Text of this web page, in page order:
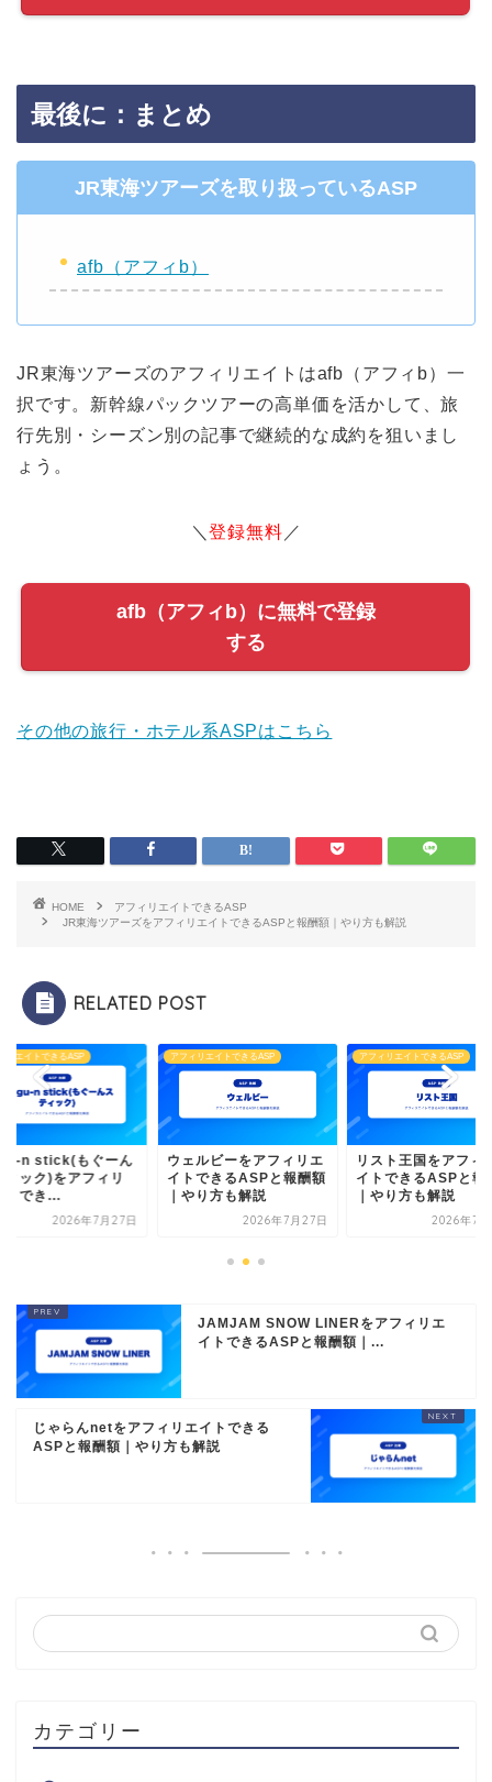
最後に：まとめ
JR東海ツアーズを取り扱っているASP
afb（アフィb）
JR東海ツアーズのアフィリエイトはafb（アフィb）一
択です。新幹線パックツアーの高単価を活かして、旅
行先別・シーズン別の記事で継続的な成約を狙いまし
ょう。
＼登録無料 ／
afb（アフィb）に無料で登録
する
その他の旅行・ホテル系ASPはこちら
HOME
アフィリエイトできるASP
JR東海ツアーズをアフィリエイトできるASPと報酬額｜やり方も解説
RELATED POST
リエイトできるASP
n stick(もぐーん
ィック)をアフィリ
トでき...
2026年7月27日
アフィリエイトできるASP
ウェルビーをアフィリエ
イトできるASPと報酬額
｜やり方も解説
2026年7月27日
アフィリエイトできるASP
リスト王国をアフィ
イトできるASPと報
｜やり方も解説
2026年7
JAMJAM SNOW LINERをアフィリエ
イトできるASPと報酬額｜...
じゃらんnetをアフィリエイトできる
ASPと報酬額｜やり方も解説
カテゴリー